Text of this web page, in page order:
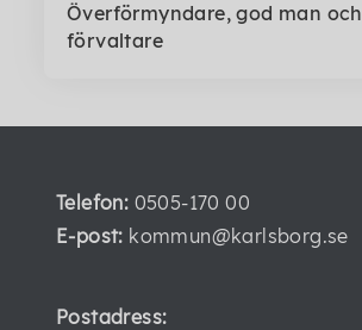
Överförmyndare, god man och
förvaltare
Telefon: 0505-170 00
E-post: kommun@karlsborg.se
Postadress: